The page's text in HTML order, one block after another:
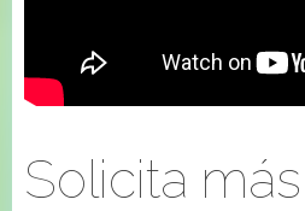
Solicita